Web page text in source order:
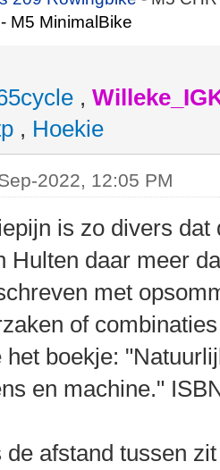
M5 MinimalBike
,
, Hoekie
2022, 12:05 PM
is zo divers
Hulten daar meer
met
of
het boekje:
en machine."
de afstand tussen